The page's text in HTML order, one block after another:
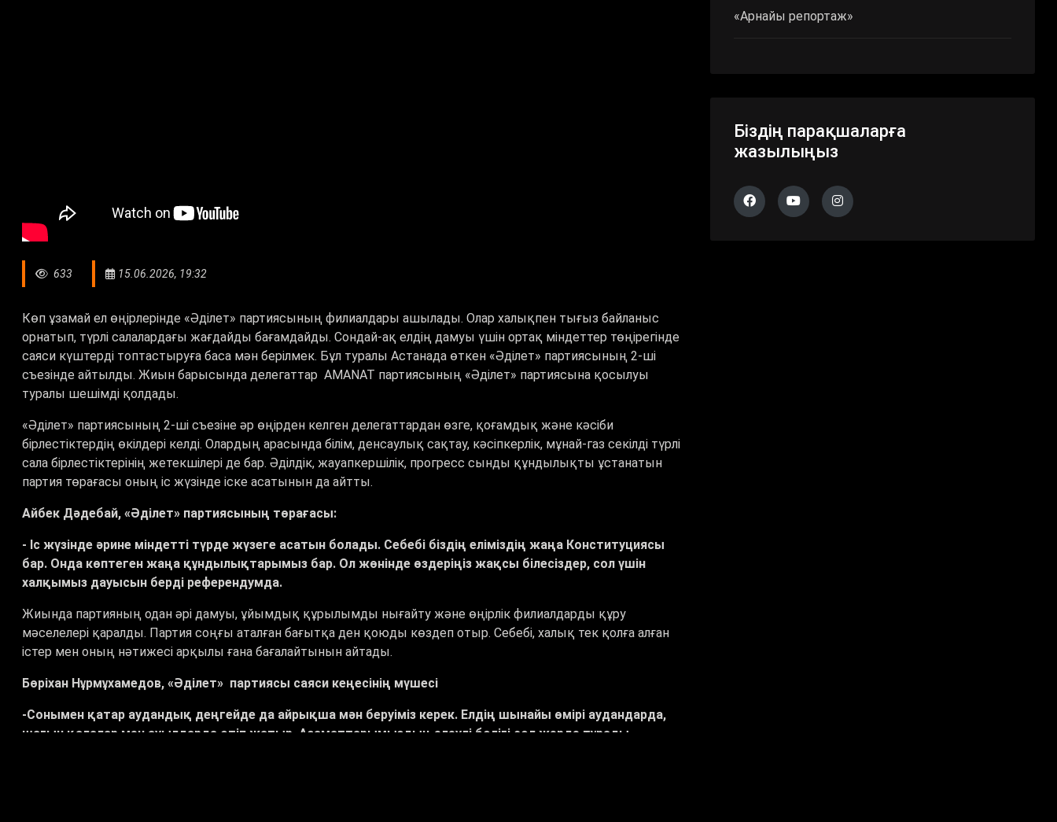
633 15.06.2026, 19:32
Көп ұзамай ел өңірлерінде «Әділет» партиясының филиалдары ашылады. Олар халықпен тығыз байланыс
орнатып, түрлі салалардағы жағдайды бағамдайды. Сондай-ақ елдің дамуы үшін ортақ міндеттер төңірегінде
саяси күштерді топтастыруға баса мән берілмек. Бұл туралы Астанада өткен «Әділет» партиясының 2-ші
съезінде айтылды. Жиын барысында делегаттар AMANAT партиясының «Әділет» партиясына қосылуы
туралы шешімді қолдады.
«Әділет» партиясының 2-ші съезіне әр өңірден келген делегаттардан өзге, қоғамдық және кәсіби
бірлестіктердің өкілдері келді. Олардың арасында білім, денсаулық сақтау, кәсіпкерлік, мұнай-газ секілді түрлі
сала бірлестіктерінің жетекшілері де бар. Әділдік, жауапкершілік, прогресс сынды құндылықты ұстанатын
партия төрағасы оның іс жүзінде іске асатынын да айтты.
Айбек Дәдебай, «Әділет» партиясының төрағасы:
- Іс жүзінде әрине міндетті түрде жүзеге асатын болады. Себебі біздің еліміздің жаңа Конституциясы
бар. Онда көптеген жаңа құндылықтарымыз бар. Ол жөнінде өздеріңіз жақсы білесіздер, сол үшін
халқымыз дауысын берді референдумда.
Жиында партияның одан әрі дамуы, ұйымдық құрылымды нығайту және өңірлік филиалдарды құру
мәселелері қаралды. Партия соңғы аталған бағытқа ден қоюды көздеп отыр. Себебі, халық тек қолға алған
істер мен оның нәтижесі арқылы ғана бағалайтынын айтады.
Бөріхан Нұрмұхамедов, «Әділет» партиясы саяси кеңесінің мүшесі
-Сонымен қатар аудандық деңгейде да айрықша мән беруіміз керек. Елдің шынайы өмірі аудандарда,
шағын қалалар мен ауылдарда өтіп жатыр. Азаматтарымыздың елеулі бөлігі сол жерде тұрады.
«Арнайы репортаж»
Біздің парақшаларға
жазылыңыз